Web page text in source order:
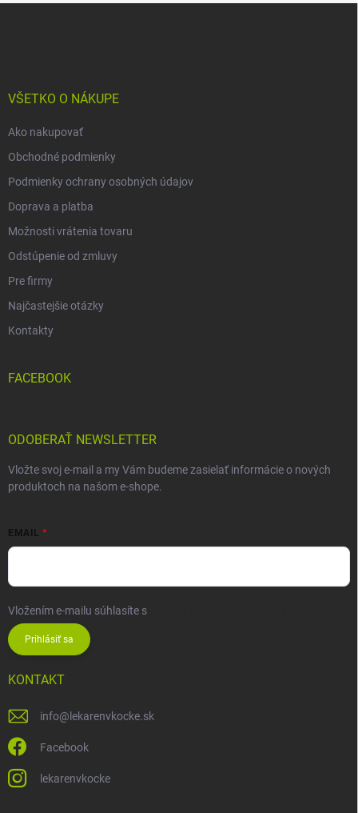
VŠETKO O NÁKUPE
Ako nakupovať
Obchodné podmienky
Podmienky ochrany osobných údajov
Doprava a platba
Možnosti vrátenia tovaru
Odstúpenie od zmluvy
Pre firmy
Najčastejšie otázky
Kontakty
FACEBOOK
ODOBERAŤ NEWSLETTER
Vložte svoj e-mail a my Vám budeme zasielať informácie o nových
produktoch na našom e-shope.
EMAIL
Vložením e-mailu súhlasíte s
Prihlásiť sa
KONTAKT
info@ lekarenvkocke.sk
Facebook
lekarenvkocke